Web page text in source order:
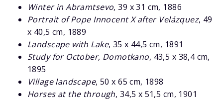
Winter in Abramtsevo, 39 x 31 cm, 1886
Portrait of Pope Innocent X after Velázquez, 49
x 40,5 cm, 1889
Landscape with Lake, 35 x 44,5 cm, 1891
Study for October, Domotkano, 43,5 x 38,4 cm,
1895
Village landscape, 50 x 65 cm, 1898
Horses at the through, 34,5 x 51,5 cm, 1901